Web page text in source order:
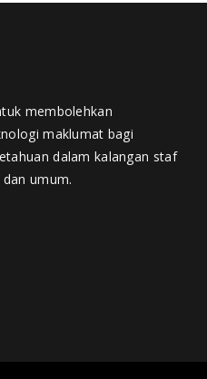
membolehkan
maklumat bagi
dalam kalangan staf
umum.